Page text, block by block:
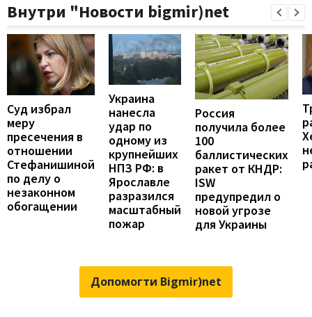
Внутри "Новости bigmir)net
Суд избрал
меру
пресечения в
отношении
Стефанишиной
по делу о
незаконном
обогащении
Украина
нанесла
удар по
одному из
крупнейших
НПЗ РФ: в
Ярославле
разразился
масштабный
пожар
Россия
получила более
100
баллистических
ракет от КНДР:
ISW
предупредил о
новой угрозе
для Украины
Допомогти Bigmir)net